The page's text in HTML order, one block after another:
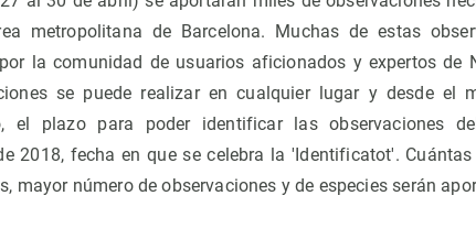
metropolitana de Barcelona. Muchas de estas
la comunidad de usuarios aficionados y expertos de
se puede realizar en cualquier lugar y desde el
el plazo para poder identificar las observaciones
2018, fecha en que se celebra la 'Identificatot'.
mayor número de observaciones y de especies serán